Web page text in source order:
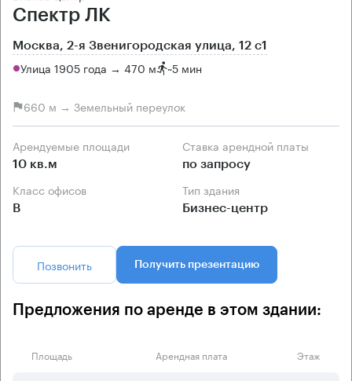
Спектр ЛК
Москва, 2-я Звенигородская улица, 12 с1
Улица 1905 года → 470 м ~5 мин
660 м → Земельный переулок
Арендуемые площади
10 кв.м
Ставка арендной платы
по запросу
Класс офисов
B
Тип здания
Бизнес-центр
Позвонить Получить презентацию
Предложения по аренде в этом здании:
Площадь Арендная плата Этаж